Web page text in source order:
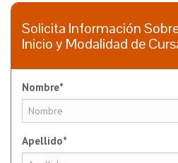
Solicita Información
Inicio y Modalidad de
Nombre*
Apellido*